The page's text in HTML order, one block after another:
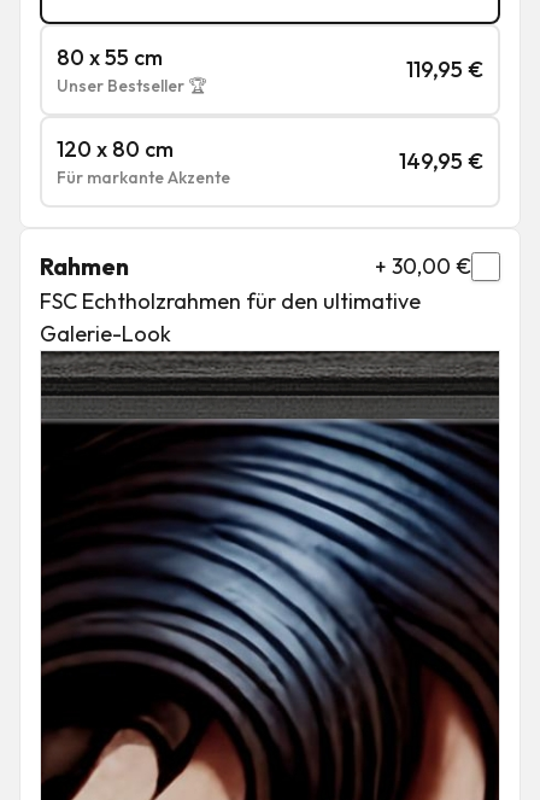
80 x 55 cm
Unser Bestseller 🏆
119,95 €
120 x 80 cm
Für markante Akzente
149,95 €
Rahmen + 30,00 €
FSC Echtholzrahmen für den ultimative
Galerie-Look